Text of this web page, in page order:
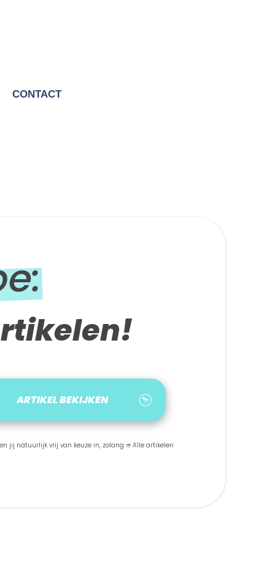
CONTACT
ARTIKEL BEKIJKEN
jij natuurlijk vrij van keuze in, zolang ➮ Alle artikelen